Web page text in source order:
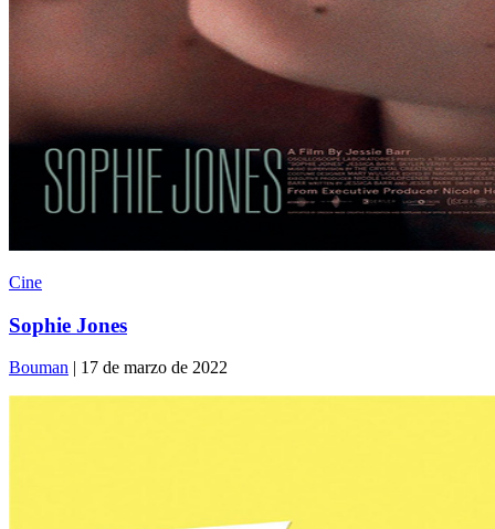
Cine
Sophie Jones
Bouman | 17 de marzo de 2022